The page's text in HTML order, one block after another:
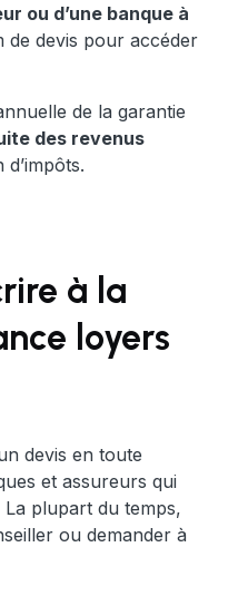
ou d’une banque à
de devis pour accéder
de la garantie
des revenus
à la
loyers
devis en toute
et assureurs qui
plupart du temps,
ou demander à